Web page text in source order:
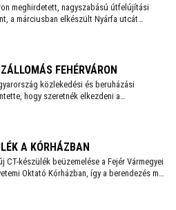
meghirdetett, nagyszabású útfelújítási
a márciusban elkészült Nyárfa utcát
szakbizottsága legutóbbi ülésén újabb
hírül közösségi oldalán Székesfehérvár
és kezdődhet a Bébic utcai
is.
FEHÉRVÁRON
közlekedési és beruházási
hogy szeretnék elkezdeni a
csomópont teljes körű átépítését,
A KÓRHÁZBAN
CT-készülék beüzemelése a Fejér Vármegyei
Oktató Kórházban, így a berendezés már
szolgálja - közölte a